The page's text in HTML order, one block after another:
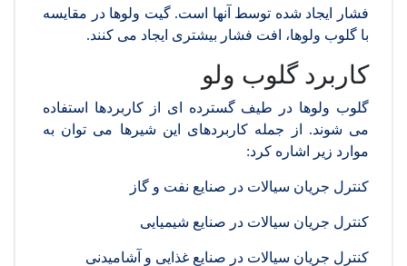
فشار ایجاد شده توسط آنها است. گیت ولوها در مقایسه
با گلوب ولوها، افت فشار بیشتری ایجاد می کنند.
کاربرد گلوب ولو
گلوب ولوها در طیف گسترده ای از کاربردها استفاده
می شوند. از جمله کاربردهای این شیرها می توان به
موارد زیر اشاره کرد:
کنترل جریان سیالات در صنایع نفت و گاز
کنترل جریان سیالات در صنایع شیمیایی
کنترل جریان سیالات در صنایع غذایی و آشامیدنی